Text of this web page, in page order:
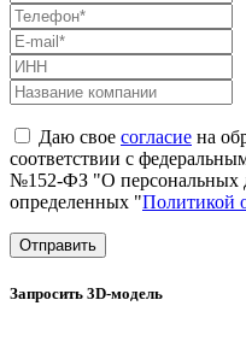
Даю свое согласие на
соответствии с
№152-ФЗ "О персональных
определенных "Политикой
Отправить
Запросить 3D-модель